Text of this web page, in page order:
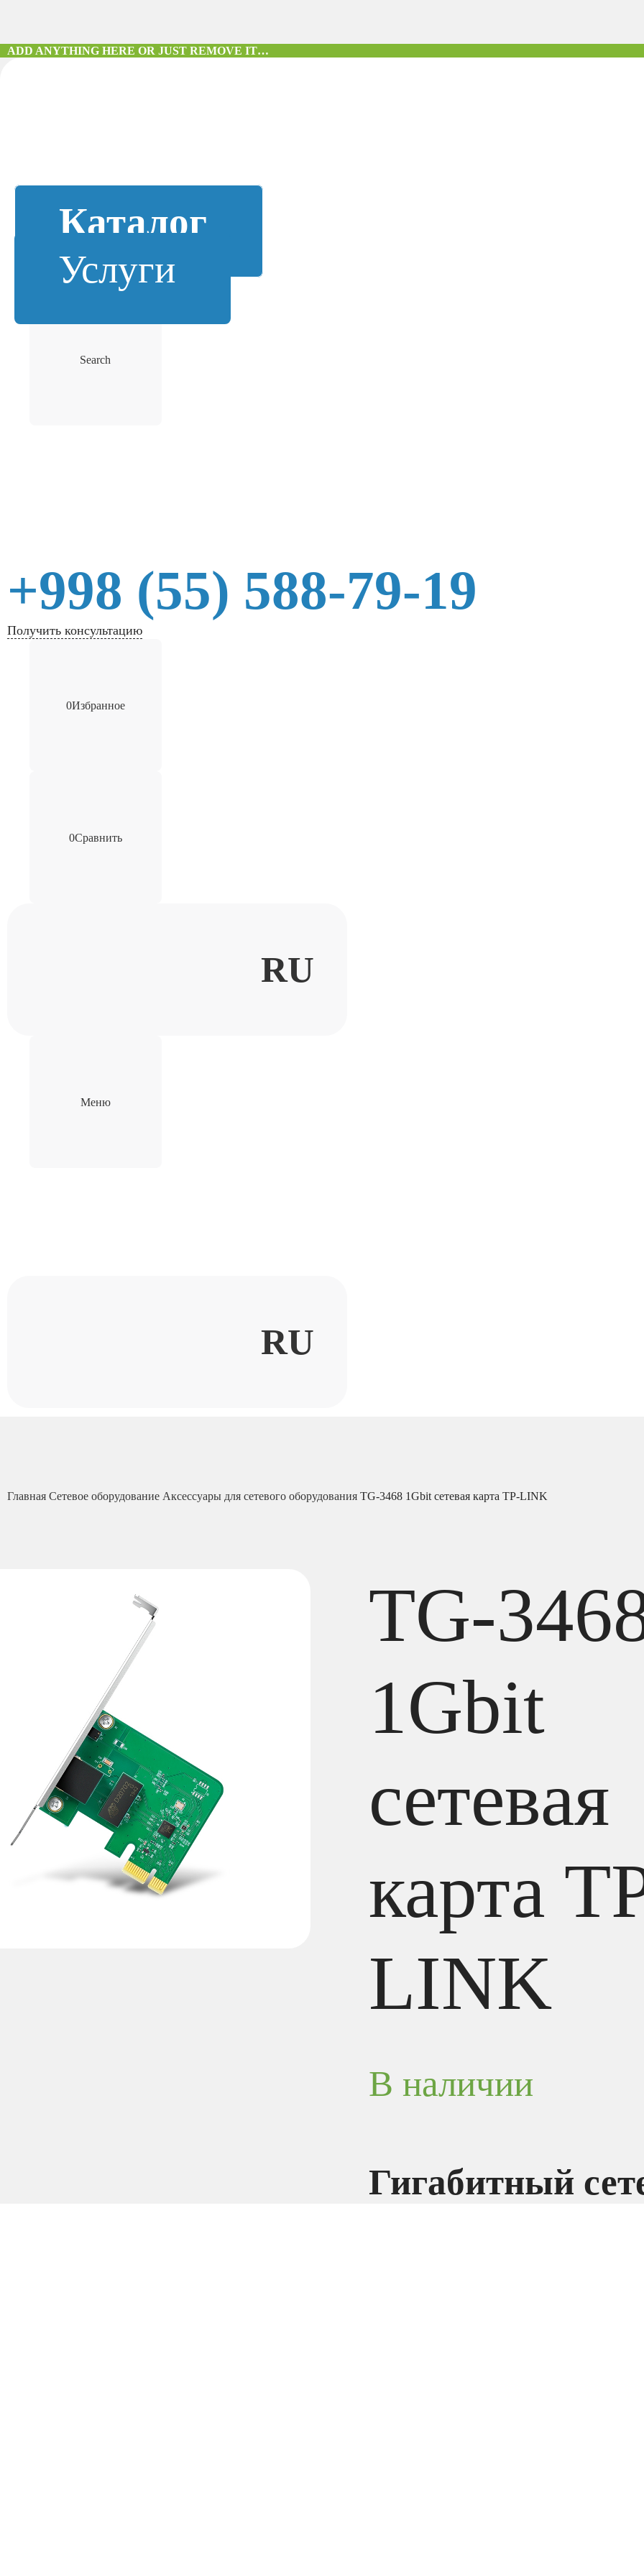
ADD ANYTHING HERE OR JUST REMOVE IT…
Каталог
Услуги
Search
+998 (55) 588-79-19
Получить консультацию
0Избранное
0Сравнить
RU
Меню
RU
Главная Сетевое оборудование Аксессуары для сетевого оборудования TG-3468 1Gbit сетевая карта TP-LINK
TG-
1Gbit
сетевая
карта
LINK
В наличии
Гигабитный